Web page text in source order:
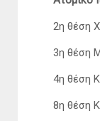
2η θέση
3η θέση
4η θέση
8η θέση